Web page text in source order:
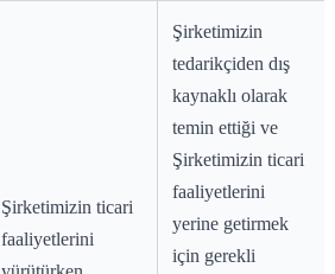
Şirketimizin ticari
faaliyetlerini
Şirketimizin
tedarikçiden dış
kaynaklı olarak
temin ettiği ve
Şirketimizin ticari
faaliyetlerini
yerine getirmek
için gerekli